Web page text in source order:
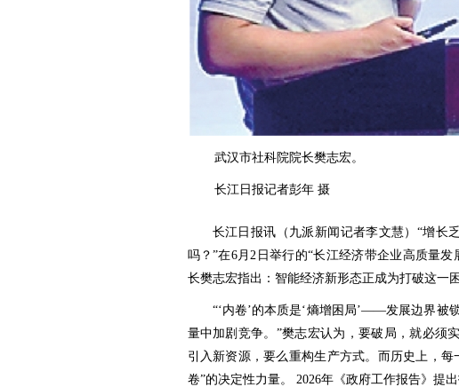
武汉市社科院院长樊志宏。
长江日报记者彭年 摄
长江日报讯（九派新闻记者李文慧）“增长
吗？”在6月2日举行的“长江经济带企业高质量
长樊志宏指出：智能经济新形态正成为打破这一
“‘内卷’的本质是‘熵增困局’——发展边界被
量中加剧竞争。”樊志宏认为，要破局，就必须
引入新资源，要么重构生产方式。而历史上，
卷”的决定性力量。 2026年《政府工作报告》提